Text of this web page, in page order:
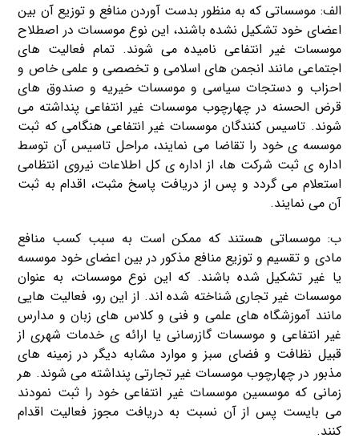
الف: موسساتی که به منظور بدست آوردن منافع و توزیع آن بین
اعضای خود تشکیل نشده باشند، این نوع موسسات در اصطلاح
موسسات غیر انتفاعی نامیده می شوند. تمام فعالیت های
اجتماعی مانند انجمن های اسلامی و تخصصی و علمی خاص و
احزاب و دستجات سیاسی و موسسات خیریه و صندوق های
قرض الحسنه در چهارچوب موسسات غیر انتفاعی پنداشته می
شوند. تاسیس کنندگان موسسات غیر انتفاعی هنگامی که ثبت
موسسه ی خود را تقاضا می نمایند، مراحل تاسیس آن توسط
اداره ی ثبت شرکت ها، از اداره ی کل اطلاعات نیروی انتظامی
استعلام می گردد و پس از دریافت پاسخ مثبت، اقدام به ثبت
آن می نمایند.
ب: موسساتی هستند که ممکن است به سبب کسب منافع
مادی و تقسیم و توزیع منافع مذکور در بین اعضای خود موسسه
یا غیر تشکیل شده باشند. که این نوع موسسات، به عنوان
موسسات غیر تجاری شناخته شده اند. از این رو، فعالیت هایی
مانند آموزشگاه های علمی و فنی و کلاس های زبان و مدارس
غیر انتفاعی و موسسات گازرسانی یا ارائه ی خدمات شهری از
قبیل نظافت و فضای سبز و موارد مشابه دیگر در زمینه های
مذبور در چهارچوب موسسات غیر تجارتی پنداشته می شوند. هر
زمانی که موسسین موسسات غیر انتفاعی خود را ثبت نمودند
می بایست پس از آن نسبت به دریافت مجوز فعالیت اقدام
کنند.